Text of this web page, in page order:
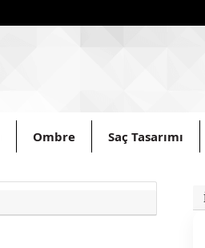
Ombre Saç Tasarımı